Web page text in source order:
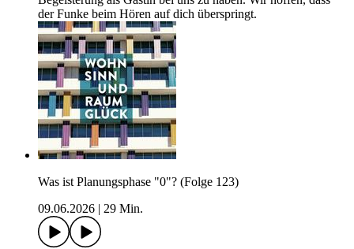
der Funke beim Hören auf dich überspringt.
Was ist Planungsphase "0"? (Folge 123)
09.06.2026 | 29 Min.